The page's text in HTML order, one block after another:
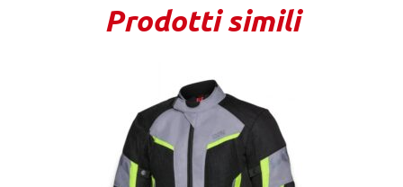
Prodotti simili